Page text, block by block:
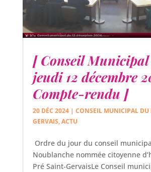
[ Conseil
jeudi 12 décembre
Compte-rendu ]
20 DÉC 2024| CONSEIL MUNICIPAL DU
GERVAIS,ACTU
Ordre du jour du conseil
Noublanche nommée citoyenne
Pré Saint-GervaisLe Conseil